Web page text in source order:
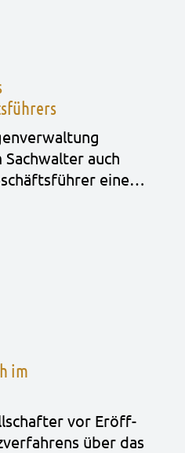
auch
eine…
im
vor Eröff­
über das